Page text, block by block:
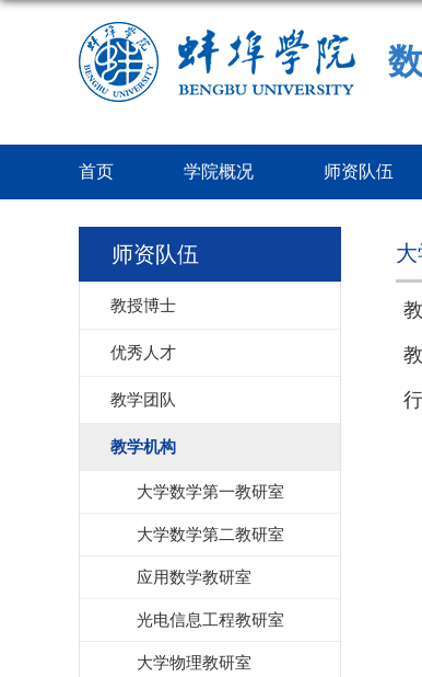
首页 学院概况 师资队伍
师资队伍
教授博士
优秀人才
教学团队
教学机构
大学数学第一教研室
大学数学第二教研室
应用数学教研室
光电信息工程教研室
大学物理教研室